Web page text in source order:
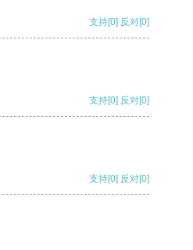
支持[0] 反对[0]
支持[0] 反对[0]
支持[0] 反对[0]